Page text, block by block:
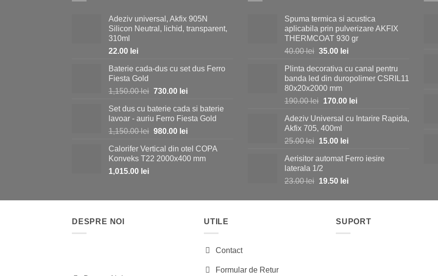
Adeziv universal, Akfix 905N
Silicon Neutral, lichid, transparent,
310ml
22.00 lei
Baterie cada-dus cu set dus Ferro
Fiesta Gold
1,150.00lei Prețul
a
fost:
1,150.00 lei.
730.00 leiPrețul
este:
730.00 lei.
Set dus cu baterie cada si baterie
lavoar - auriu Ferro Fiesta Gold
1,150.00lei Prețul
a
fost:
980.00 leiPrețul
este:
980.00 lei.
Calorifer Vertical din otel COPA
Konveks T22 2000x400 mm
1,015.00 lei
Spuma termica si acustica
aplicabila prin pulverizare AKFIX
THERMCOAT 930 gr
40.00lei Prețul
a
fost:
40.00 lei.
35.00 leiPrețul
este:
35.00 lei.
Plinta decorativa cu canal pentru
banda led din duropolimer CSRIL11
80x20x2000 mm
190.00lei Prețul
a
fost:
190.00 lei.
170.00 leiPrețul
este:
Adeziv Universal cu Intarire Rapida,
Akfix 705, 400ml
25.00lei Prețul
a
fost:
25.00 lei.
15.00 leiPrețul
este:
Aerisitor automat Ferro iesire
laterala 1/2
23.00lei Prețul
a
23.00 lei.
19.50 leiPrețul
este:
DESPRE NOI UTILE
Contact
Formular de Retur
SUPORT